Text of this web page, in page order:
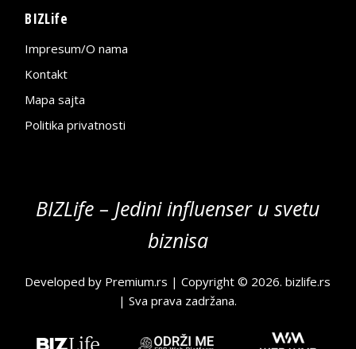
BIZLife
Impresum/O nama
Kontakt
Mapa sajta
Politika privatnosti
BIZLife – Jedini influenser u svetu
biznisa
Developed by Premium.rs | Copyright © 2026.bizlife.rs
| Sva prava zadržana.